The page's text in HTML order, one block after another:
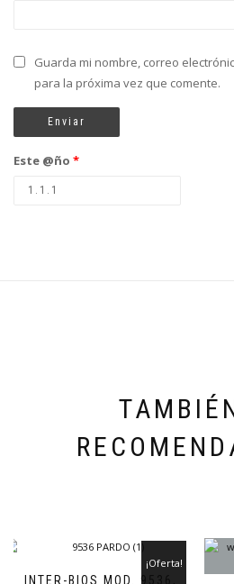
Guarda mi nombre, correo
para la próxima vez que comente.
Este @ño *
INTER-BIOS MOD. 9536,
¡Oferta!